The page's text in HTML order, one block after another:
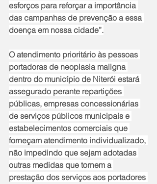
esforços para reforçar a importância
das campanhas de prevenção a essa
doença em nossa cidade”.
O atendimento prioritário às pessoas
portadoras de neoplasia maligna
dentro do município de Niterói estará
assegurado perante repartições
públicas, empresas concessionárias
de serviços públicos municipais e
estabelecimentos comerciais que
forneçam atendimento individualizado,
não impedindo que sejam adotadas
outras medidas que tornem a
prestação dos serviços aos portadores